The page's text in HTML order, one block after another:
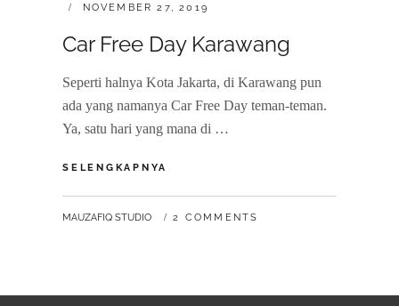
POSTED
NOVEMBER 27, 2019
Car Free Day Karawang
Seperti halnya Kota Jakarta, di Karawang pun
ada yang namanya Car Free Day teman-teman.
Ya, satu hari yang mana di …
SELENGKAPNYA
KARAWANG
BY
MAUZAFIQ STUDIO 2 COMMENTS